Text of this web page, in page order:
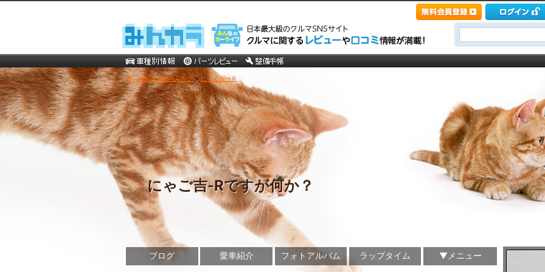
車・自動車SNSみんカラ>にゃご吉ーＲ
にゃご吉-Rですが何か？
ブログ 愛車紹介 フォトアルバム ラップタイム ▼メニュー